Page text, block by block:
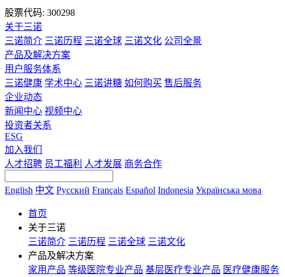
股票代码: 300298
关于三诺
三诺简介 三诺历程 三诺全球 三诺文化 公司全景
产品及解决方案
用户服务体系
三诺健康 学术中心 三诺讲糖 如何购买 售后服务
企业动态
新闻中心 视频中心
投资者关系
ESG
加入我们
人才招聘 员工福利 人才发展 商务合作
English 中文 Русский Français Español Indonesia Українська мова
首页
关于三诺
三诺简介 三诺历程 三诺全球 三诺文化
产品及解决方案
家用产品 等级医院专业产品 基层医疗专业产品 医疗健康服务